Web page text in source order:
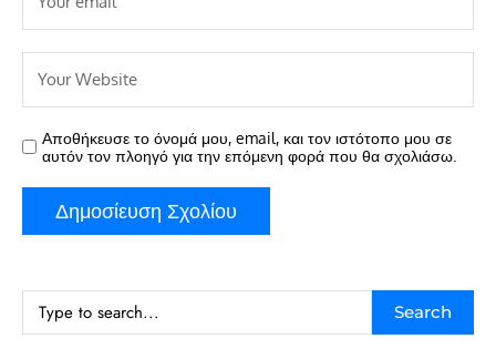
Αποθήκευσε το όνομά μου, email, και τον ιστότοπο μου σε
αυτόν τον πλοηγό για την επόμενη φορά που θα σχολιάσω.
Search